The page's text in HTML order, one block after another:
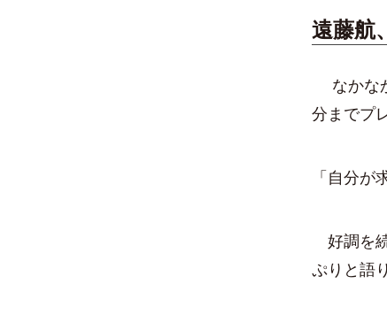
遠藤航
なかな
分までプ
「自分が
好調を
ぷりと語